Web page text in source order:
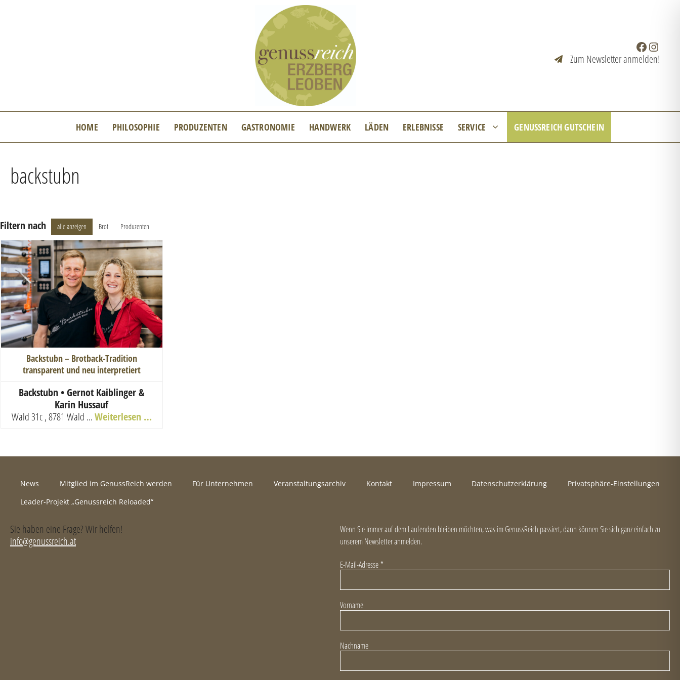
Facebook
Zum Newsletter anmelden!
HOME PHILOSOPHIE PRODUZENTEN GASTRONOMIE HANDWERK LÄDEN ERLEBNISSE SERVICE GENUSSREICH GUTSCHEIN
backstubn
Filtern nach alle anzeigen Brot Produzenten
Backstubn – Brotback-Tradition
transparent und neu interpretiert
Backstubn • Gernot Kaiblinger &
Karin Hussauf
Wald 31c , 8781 Wald ...Weiterlesen …
News Mitglied im GenussReich werden Für Unternehmen Veranstaltungsarchiv Kontakt Impressum Datenschutzerklärung
Privatsphäre-Einstellungen
Leader-Projekt „Genussreich Reloaded“
Sie haben eine Frage? Wir helfen!
info@genussreich.at
Wenn Sie immer auf dem Laufenden bleiben möchten, was im GenussReich passiert, dann können Sie sich ganz einfach zu
unserem Newsletter anmelden.
E-Mail-Adresse *
Vorname
Nachname